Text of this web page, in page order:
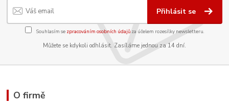
Přihlásit se
Souhlasím se zpracováním osobních údajůza účelem rozesílky newsletteru.
Můžete se kdykoli odhlásit. Zasíláme jednou za 14 dní.
O firmě